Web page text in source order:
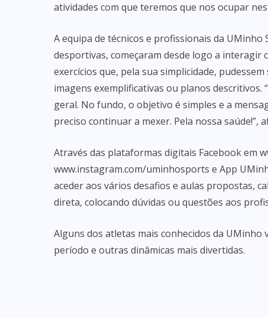
atividades com que teremos que nos ocupar
A equipa de técnicos e profissionais da
desportivas, começaram desde logo a
exercícios que, pela sua simplicidade,
imagens exemplificativas ou planos descritivos.
geral. No fundo, o objetivo é simples e a
preciso continuar a mexer. Pela nossa saúde!”,
Através das plataformas digitais Facebook em
www.instagram.com/uminhosports e App
aceder aos vários desafios e aulas propostas,
direta, colocando dúvidas ou questões aos
Alguns dos atletas mais conhecidos da
período e outras dinâmicas mais divertidas.